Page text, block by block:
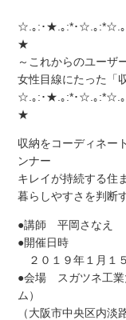
☆.｡:･★.｡:*･☆.｡:*☆.
★
～これからのユーザ
女性目線にたった「
☆.｡:･★.｡:*･☆.｡:*☆.
★
収納をコーディネー
ンナー
キレイが持続する住
暮らしやすさを判断
●講師 平岡さなえ
●開催日時
２０１９年１月１
●会場 スガツネ工業
ム）
（大阪市中央区内淡